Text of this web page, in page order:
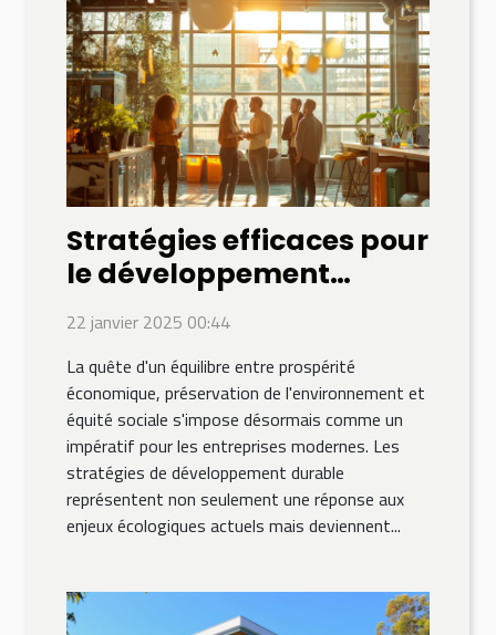
Stratégies efficaces pour
le développement
durable en entreprise
22 janvier 2025 00:44
La quête d'un équilibre entre prospérité
économique, préservation de l'environnement et
équité sociale s'impose désormais comme un
impératif pour les entreprises modernes. Les
stratégies de développement durable
représentent non seulement une réponse aux
enjeux écologiques actuels mais deviennent...